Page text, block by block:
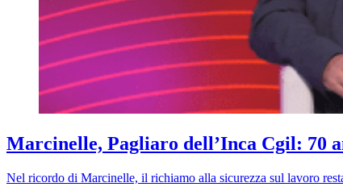
Marcinelle, Pagliaro dell’Inca Cgil: 70
Nel ricordo di Marcinelle, il richiamo alla sicurezza sul lavoro